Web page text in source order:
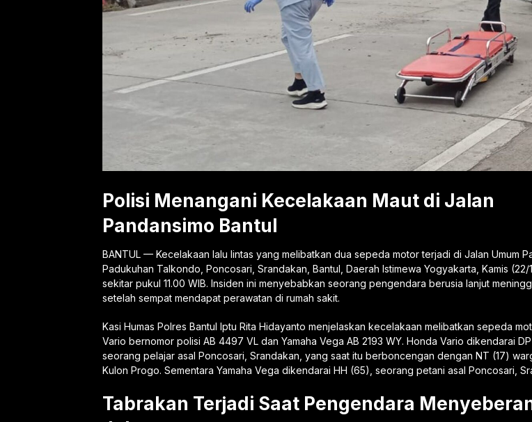
Polisi Menangani Kecelakaan Maut di Jalan
Pandansimo Bantul
BANTUL — Kecelakaan lalu lintas yang melibatkan dua sepeda motor terjadi di Jalan Umum
Padukuhan Talkondo, Poncosari, Srandakan, Bantul, Daerah Istimewa Yogyakarta, Kamis (22/
sekitar pukul 11.00 WIB. Insiden ini menyebabkan seorang pengendara berusia lanjut
setelah sempat mendapat perawatan di rumah sakit.
Kasi Humas Polres Bantul Iptu Rita Hidayanto menjelaskan kecelakaan melibatkan sepeda
Vario bernomor polisi AB 4497 VL dan Yamaha Vega AB 2193 WY. Honda Vario dikendarai DP
seorang pelajar asal Poncosari, Srandakan, yang saat itu berboncengan dengan NT (17)
Kulon Progo. Sementara Yamaha Vega dikendarai HH (65), seorang petani asal Poncosari,
Tabrakan Terjadi Saat Pengendara